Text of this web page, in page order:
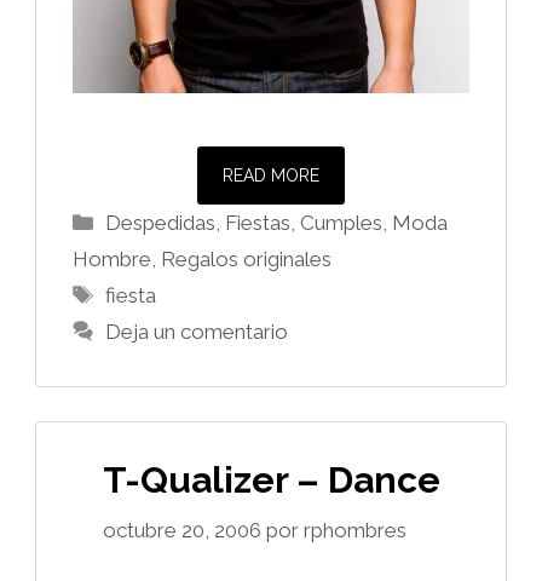
READ MORE
Categorías
Despedidas, Fiestas, Cumples Moda
Hombre Regalos originales
Etiquetas
fiesta
Deja un comentario
T-Qualizer – Dance
octubre 20, 2006 por rphombres